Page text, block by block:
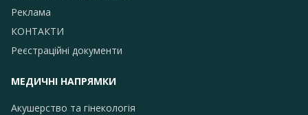
Реклама
КОНТАКТИ
Реєстраційні документи
МЕДИЧНІ НАПРЯМКИ
Акушерство та гінекологія